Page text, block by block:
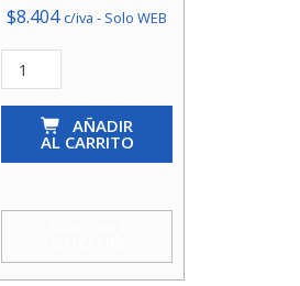
$8.404 c/iva - Solo WEB
Copla
So-
Taumm
AÑADIR
AL CARRITO